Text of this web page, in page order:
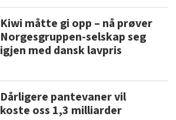
Kiwi måtte gi opp – nå prøver
Norgesgruppen-selskap seg
igjen med dansk lavpris
Dårligere pantevaner vil
koste oss 1,3 milliarder